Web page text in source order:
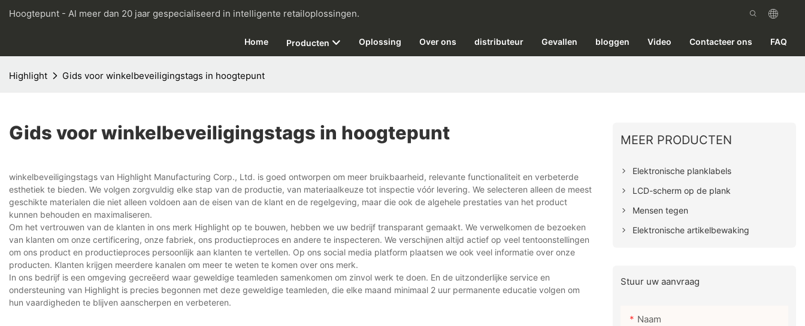
Hoogtepunt - Al meer dan 20 jaar gespecialiseerd in intelligente retailoplossingen.
Home Producten Oplossing Over ons distributeur Gevallen bloggen Video Contacteer ons FAQ
Highlight Gids voor winkelbeveiligingstags in hoogtepunt
Gids voor winkelbeveiligingstags in hoogtepunt
winkelbeveiligingstags van Highlight Manufacturing Corp., Ltd. is goed ontworpen om meer bruikbaarheid, relevante functionaliteit en verbeterde
esthetiek te bieden. We volgen zorgvuldig elke stap van de productie, van materiaalkeuze tot inspectie vóór levering. We selecteren alleen de meest
geschikte materialen die niet alleen voldoen aan de eisen van de klant en de regelgeving, maar die ook de algehele prestaties van het product
kunnen behouden en maximaliseren.
Om het vertrouwen van de klanten in ons merk Highlight op te bouwen, hebben we uw bedrijf transparant gemaakt. We verwelkomen de bezoeken
van klanten om onze certificering, onze fabriek, ons productieproces en andere te inspecteren. We verschijnen altijd actief op veel tentoonstellingen
om ons product en productieproces persoonlijk aan klanten te vertellen. Op ons social media platform plaatsen we ook veel informatie over onze
producten. Klanten krijgen meerdere kanalen om meer te weten te komen over ons merk.
In ons bedrijf is een omgeving gecreëerd waar geweldige teamleden samenkomen om zinvol werk te doen. En de uitzonderlijke service en
ondersteuning van Highlight is precies begonnen met deze geweldige teamleden, die elke maand minimaal 2 uur permanente educatie volgen om
hun vaardigheden te blijven aanscherpen en verbeteren.
MEER PRODUCTEN
Elektronische planklabels
LCD-scherm op de plank
Mensen tegen
Elektronische artikelbewaking
Stuur uw aanvraag
Naam